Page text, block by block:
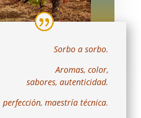
Sorbo a sorbo.
Aromas, color,
sabores,autenticidad.
perfección, maestría técnica.